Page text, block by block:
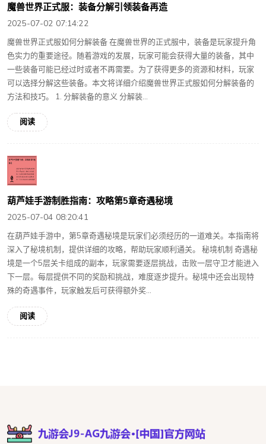
魔兽世界正式服：装备分解引领装备再造
2025-07-02 07:14:22
魔兽世界正式服如何分解装备 在魔兽世界的正式服中，装备是玩家提升角
色实力的重要途径。随着游戏的发展，玩家可能会获得大量的装备，其中
一些装备可能已经过时或者不再需要。为了获得更多的资源和材料，玩家
可以选择分解这些装备。本文将详细介绍魔兽世界正式服如何分解装备的
方法和技巧。 1. 分解装备的意义 分解装...
阅读
葫芦娃手游制胜指南：攻略第5章奇遇秘境
2025-07-04 08:20:41
在葫芦娃手游中，第5章奇遇秘境是玩家们必须经历的一道难关。本指南将
深入了秘境机制，提供详细的攻略，帮助玩家顺利通关。 秘境机制 奇遇秘
境是一个5层关卡组成的副本，玩家需要逐层挑战，击败一层守卫才能进入
下一层。每层提供不同的奖励和挑战，难度逐步提升。秘境中还会出现特
殊的奇遇事件，玩家触发后可获得额外奖...
阅读